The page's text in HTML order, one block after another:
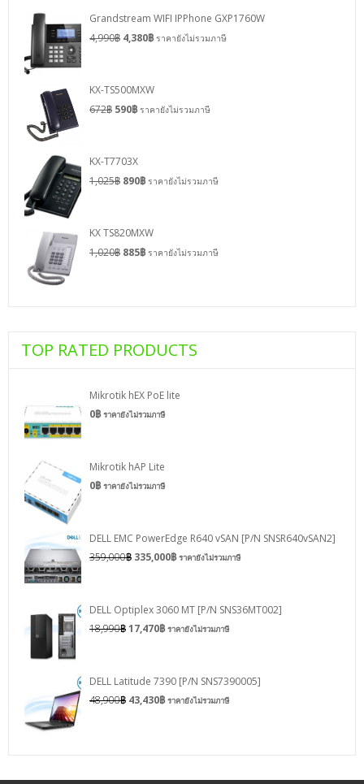
Grandstream WIFI IPPhone GXP1760W
4,990฿ 4,380฿ ราคายังไม่รวมภาษี
KX-TS500MXW
672฿ 590฿ ราคายังไม่รวมภาษี
KX-T7703X
1,025฿ 890฿ ราคายังไม่รวมภาษี
KX TS820MXW
1,020฿ 885฿ ราคายังไม่รวมภาษี
TOP RATED PRODUCTS
Mikrotik hEX PoE lite
0฿ ราคายังไม่รวมภาษี
Mikrotik hAP Lite
0฿ ราคายังไม่รวมภาษี
DELL EMC PowerEdge R640 vSAN [P/N SNSR640vSAN2]
359,000฿ 335,000฿ ราคายังไม่รวมภาษี
DELL Optiplex 3060 MT [P/N SNS36MT002]
18,990฿17,470฿ ราคายังไม่รวมภาษี
DELL Latitude 7390 [P/N SNS7390005]
48,900฿ 43,430฿ ราคายังไม่รวมภาษี